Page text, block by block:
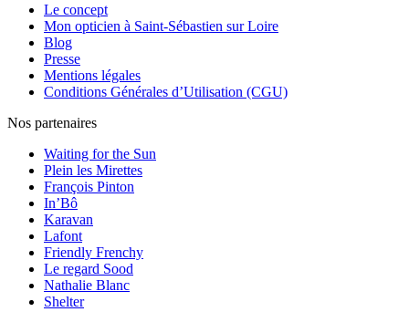
Le concept
Mon opticien à Saint-Sébastien sur Loire
Blog
Presse
Mentions légales
Conditions Générales d’Utilisation (CGU)
Nos partenaires
Waiting for the Sun
Plein les Mirettes
François Pinton
In’Bô
Karavan
Lafont
Friendly Frenchy
Le regard Sood
Nathalie Blanc
Shelter